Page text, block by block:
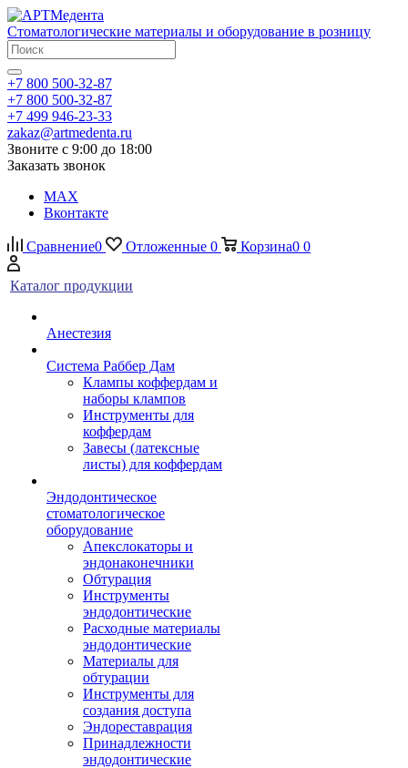
Стоматологические материалы и оборудование в розницу
+7 800 500-32-87
+7 800 500-32-87
+7 499 946-23-33
zakaz@artmedenta.ru
Звоните с 9:00 до 18:00
Заказать звонок
MAX
Вконтакте
Сравнение0 Отложенные 0 Корзина0 0
Каталог продукции
Анестезия
Система Раббер Дам
Клампы коффердам и
наборы клампов
Инструменты для
коффердам
Завесы (латексные
листы) для коффердам
Эндодонтическое
стоматологическое
оборудование
Апекслокаторы и
эндонаконечники
Обтурация
Инструменты
эндодонтические
Расходные материалы
эндодонтические
Материалы для
обтурации
Инструменты для
создания доступа
Эндореставрация
Принадлежности
эндодонтические